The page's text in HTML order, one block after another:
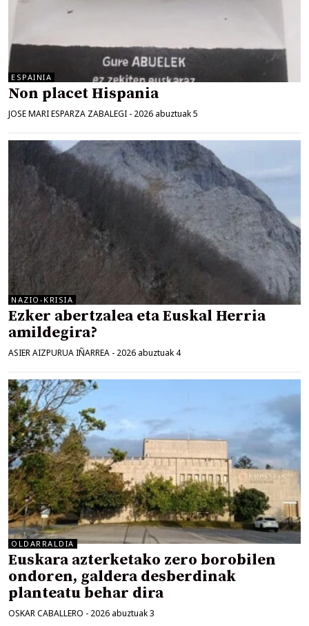
ESPAINIA
Non placet Hispania
JOSE MARI ESPARZA ZABALEGI - 2026 abuztuak 5
NAZIO-KRISIA
Ezker abertzalea eta Euskal Herria
amildegira?
ASIER AIZPURUA IÑARREA - 2026 abuztuak 4
OLDARRALDIA
Euskara azterketako zero borobilen
ondoren, galdera desberdinak
planteatu behar dira
OSKAR CABALLERO - 2026 abuztuak 3